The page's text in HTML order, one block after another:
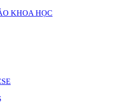
KHOA HỌC